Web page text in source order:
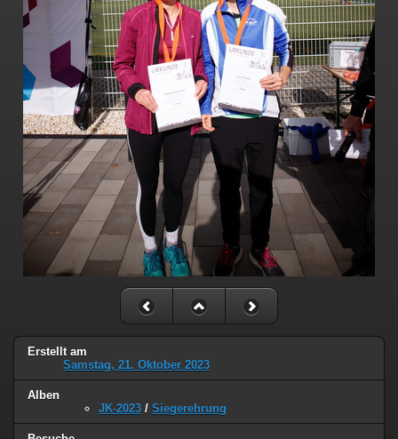
Erstellt am
Samstag, 21. Oktober 2023
Alben
JK-2023 / Siegerehrung